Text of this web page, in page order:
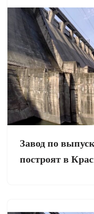
Завод по
построят в